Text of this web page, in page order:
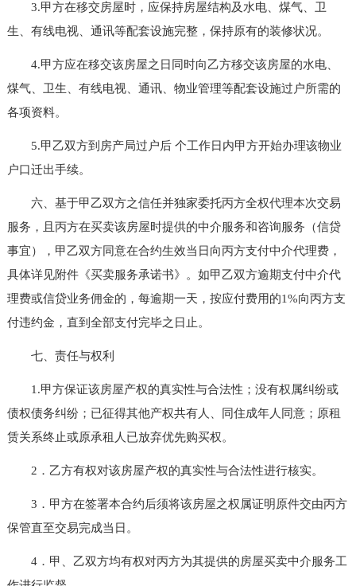
3.甲方在移交房屋时，应保持房屋结构及水电、煤气、卫
生、有线电视、通讯等配套设施完整，保持原有的装修状况。
4.甲方应在移交该房屋之日同时向乙方移交该房屋的水电、
煤气、卫生、有线电视、通讯、物业管理等配套设施过户所需的
各项资料。
5.甲乙双方到房产局过户后 个工作日内甲方开始办理该物业
户口迁出手续。
六、基于甲乙双方之信任并独家委托丙方全权代理本次交易
服务，且丙方在买卖该房屋时提供的中介服务和咨询服务（信贷
事宜），甲乙双方同意在合约生效当日向丙方支付中介代理费，
具体详见附件《买卖服务承诺书》。如甲乙双方逾期支付中介代
理费或信贷业务佣金的，每逾期一天，按应付费用的1%向丙方支
付违约金，直到全部支付完毕之日止。
七、责任与权利
1.甲方保证该房屋产权的真实性与合法性；没有权属纠纷或
债权债务纠纷；已征得其他产权共有人、同住成年人同意；原租
赁关系终止或原承租人已放弃优先购买权。
2．乙方有权对该房屋产权的真实性与合法性进行核实。
3．甲方在签署本合约后须将该房屋之权属证明原件交由丙方
保管直至交易完成当日。
4．甲、乙双方均有权对丙方为其提供的房屋买卖中介服务工